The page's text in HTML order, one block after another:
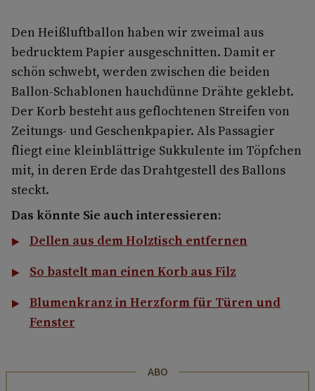
Den Heißluftballon haben wir zweimal aus
bedrucktem Papier ausgeschnitten. Damit er
schön schwebt, werden zwischen die beiden
Ballon-Schablonen hauchdünne Drähte geklebt.
Der Korb besteht aus geflochtenen Streifen von
Zeitungs- und Geschenkpapier. Als Passagier
fliegt eine kleinblättrige Sukkulente im Töpfchen
mit, in deren Erde das Drahtgestell des Ballons
steckt.
Das könnte Sie auch interessieren:
Dellen aus dem Holztisch entfernen
So bastelt man einen Korb aus Filz
Blumenkranz in Herzform für Türen und
Fenster
ABO